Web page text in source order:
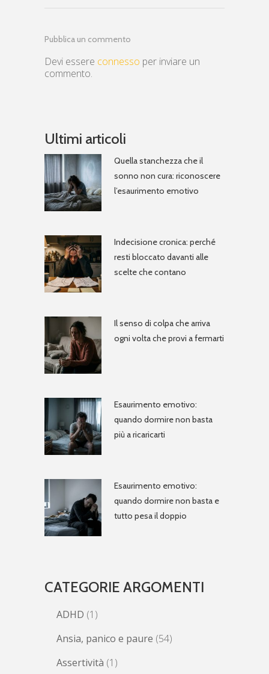
Pubblica un commento
Devi essere connesso per inviare un
commento.
Ultimi articoli
Quella stanchezza che il
sonno non cura: riconoscere
l’esaurimento emotivo
Indecisione cronica: perché
resti bloccato davanti alle
scelte che contano
Il senso di colpa che arriva
ogni volta che provi a fermarti
Esaurimento emotivo:
quando dormire non basta
più a ricaricarti
Esaurimento emotivo:
quando dormire non basta e
tutto pesa il doppio
CATEGORIE ARGOMENTI
ADHD (1)
Ansia, panico e paure (54)
Assertività (1)